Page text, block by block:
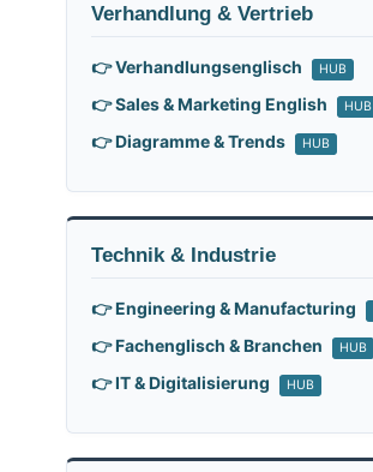
Verhandlung & Vertrieb
👉 Verhandlungsenglisch HUB
👉 Sales & Marketing English HUB
👉 Diagramme & Trends HUB
Technik & Industrie
👉 Engineering & Manufacturing
👉 Fachenglisch & Branchen HUB
👉 IT & Digitalisierung HUB